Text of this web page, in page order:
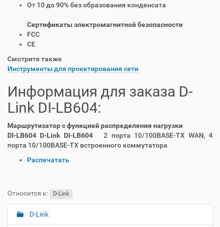
От 10 до 90% без образования конденсата
Сертификаты электромагнитной безопасности
FCC
CE
Смотрите также
Инструменты для проектирования сети
Информация для заказа D-
Link DI-LB604:
Маршрутизатор с функцией распределения нагрузки
DI-LB604 D-Link DI-LB6042 порта 10/100BASE-TX WAN, 4
порта 10/100BASE-TX встроенного коммутатора
р
Распечатать
Относится к: D-Link
Н
D-Link